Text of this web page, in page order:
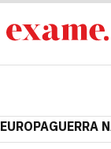
EUROPAGUERRA